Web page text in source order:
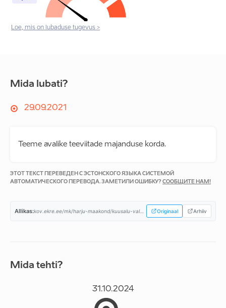
Loe, mis on lubaduse tugevus >
Mida lubati?
29.09.2021
Teeme avalike teeviitade majanduse korda.
ЭТОТ ТЕКСТ ПЕРЕВЕДЕН С ЭСТОНСКОГО ЯЗЫКА СИСТЕМОЙ
АВТОМАТИЧЕСКОГО ПЕРЕВОДА. ЗАМЕТИЛИ ОШИБКУ? СООБЩИТЕ НАМ!
Allikas: kov.ekre.ee/mk/harju-maakond/kuusalu-vald/programm... Originaal Arhiiv
Mida tehti?
31.10.2024